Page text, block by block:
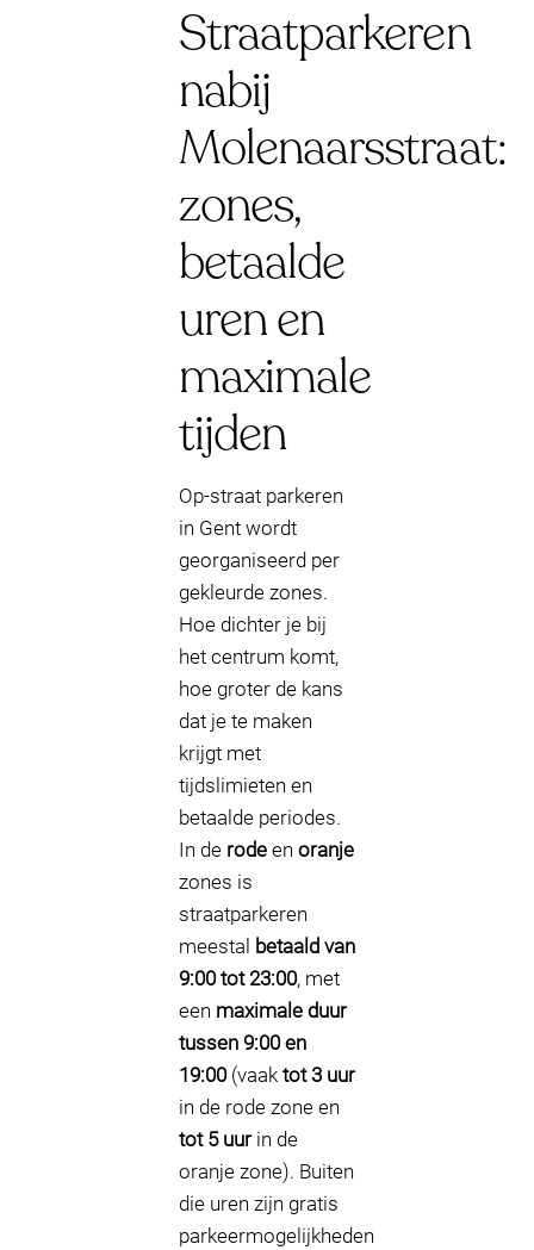
Straatparkeren
nabij
Molenaarsstraat:
zones,
betaalde
uren en
maximale
tijden
Op-straat parkeren
in Gent wordt
georganiseerd per
gekleurde zones.
Hoe dichter je bij
het centrum komt,
hoe groter de kans
dat je te maken
krijgt met
tijdslimieten en
betaalde periodes.
In de rode en oranje
zones is
straatparkeren
meestal betaald van
9:00 tot 23:00, met
een maximale duur
tussen 9:00 en
19:00(vaak tot 3 uur
in de rode zone en
tot 5 uurin de
oranje zone). Buiten
die uren zijn gratis
parkeermogelijkheden